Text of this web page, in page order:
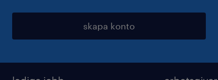
skapa konto